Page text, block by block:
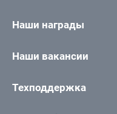
Наши награды
Наши вакансии
Техподдержка